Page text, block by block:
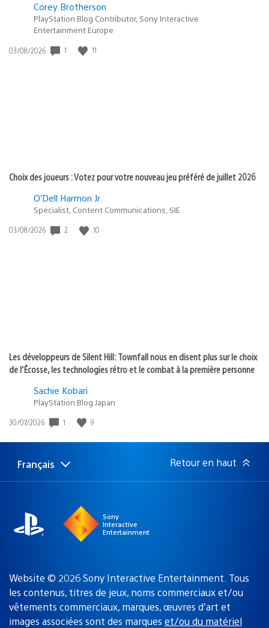
Corey Brotherson
PlayStation Blog Contributor, Sony Interactive
Entertainment Europe
Date
03/08/2026 1 11
Choix des joueurs : Votez pour votre nouveau jeu préféré de juillet 2026
O’Dell Harmon Jr.
Specialist, Content Communications, SIE
Date
03/08/2026 2 10
Les développeurs de Silent Hill: Townfall nous en disent plus sur le choix
de l’Écosse, les technologies rétro et le combat à la première personne
Sachie Kobari
PlayStation.Blog Japan
Date
publication
30/07/2026 1 9
Choisir
une
Région
actuelle
Français Retour en haut
Sony
Interactive
Entertainment
Website © 2026 Sony Interactive Entertainment. Tous
les contenus, titres de jeux, noms commerciaux et/ou
vêtements commerciaux, marques, œuvres d’art et
images associées sont des marques et/ou du matériel